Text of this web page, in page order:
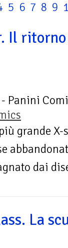
5 6 7 8 9
Il
Panini
grande
dai
La